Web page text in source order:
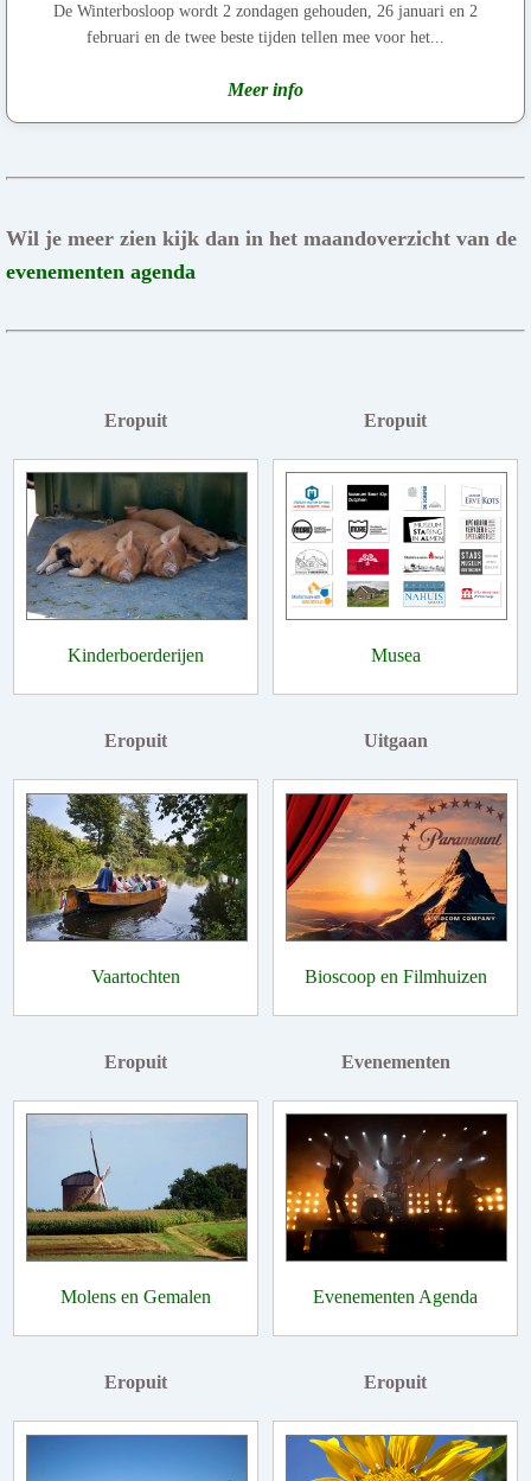
De Winterbosloop wordt 2 zondagen gehouden, 26 januari en 2
februari en de twee beste tijden tellen mee voor het...
Meer info
Wil je meer zien kijk dan in het maandoverzicht van de
evenementen agenda
Eropuit
Kinderboerderijen
Eropuit
Musea
Eropuit
Vaartochten
Uitgaan
Bioscoop en Filmhuizen
Eropuit
Molens en Gemalen
Evenementen
Evenementen Agenda
Eropuit Eropuit